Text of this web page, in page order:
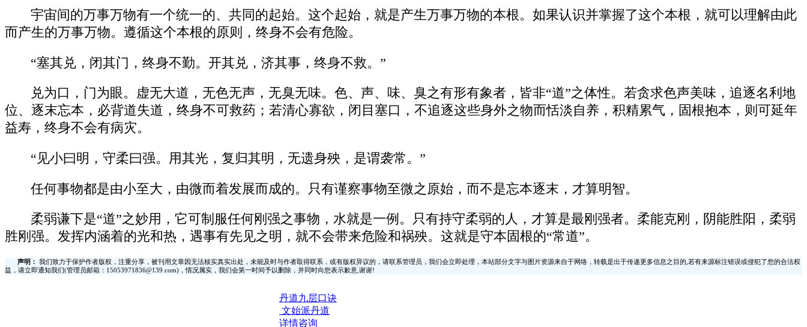
宇宙间的万事万物有一个统一的、共同的起始。这个起始，就是产生万事万物的本根。如果认识并掌握了这个本根，就可以理解由此
而产生的万事万物。遵循这个本根的原则，终身不会有危险。
“塞其兑，闭其门，终身不勤。开其兑，济其事，终身不救。”
兑为口，门为眼。虚无大道，无色无声，无臭无味。色、声、味、臭之有形有象者，皆非“道”之体性。若贪求色声美味，追逐名利地
位、逐末忘本，必背道失道，终身不可救药；若清心寡欲，闭目塞口，不追逐这些身外之物而恬淡自养，积精累气，固根抱本，则可延年
益寿，终身不会有病灾。
“见小曰明，守柔曰强。用其光，复归其明，无遗身殃，是谓袭常。”
任何事物都是由小至大，由微而着发展而成的。只有谨察事物至微之原始，而不是忘本逐末，才算明智。
柔弱谦下是“道”之妙用，它可制服任何刚强之事物，水就是一例。只有持守柔弱的人，才算是最刚强者。柔能克刚，阴能胜阳，柔弱
胜刚强。发挥内涵着的光和热，遇事有先见之明，就不会带来危险和祸殃。这就是守本固根的“常道”。
声明：
我们致力于保护作者版权，注重分享，被刊用文章因无法核实真实出处，未能及时与作者取得联系，或有版权异议的，请联系管理员，我们会立即处理，本站部分文字与图片资源来自于网络，转载是出于传递更多信息之目的,若有来源标注错误或侵犯了您的合法权
益，请立即通知我们(管理员邮箱：15053971836@139.com)，情况属实，我们会第一时间予以删除，并同时向您表示歉意,谢谢!
丹道九层口诀
文始派丹道
详情咨询